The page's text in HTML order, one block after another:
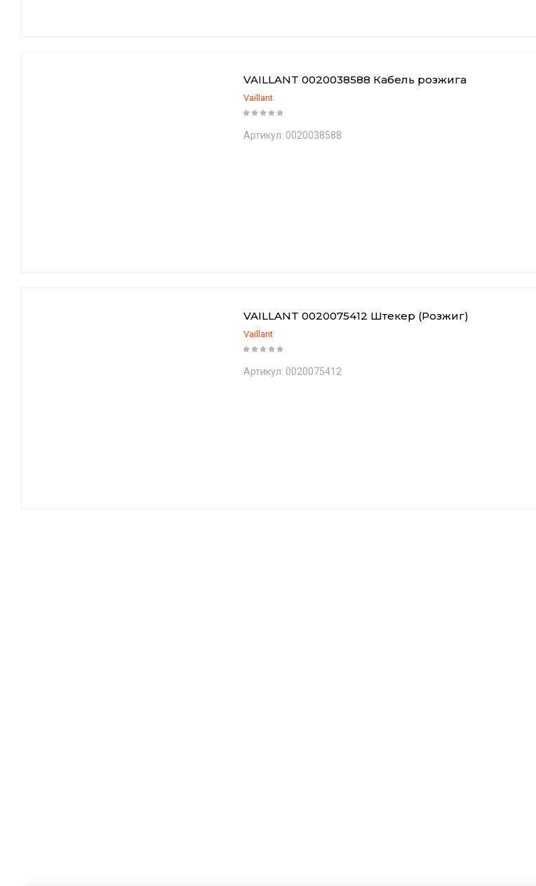
VAILLANT 0020038588 Кабель розжига
Vaillant
Артикул: 0020038588
VAILLANT 0020075412 Штекер (Розжиг)
Vaillant
Артикул: 0020075412